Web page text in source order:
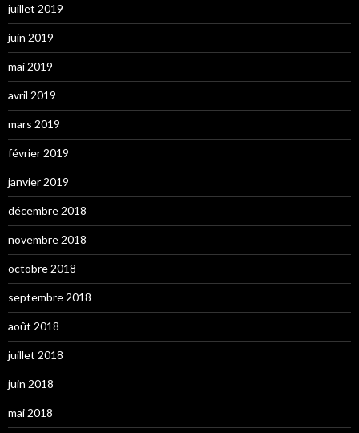
juillet 2019
juin 2019
mai 2019
avril 2019
mars 2019
février 2019
janvier 2019
décembre 2018
novembre 2018
octobre 2018
septembre 2018
août 2018
juillet 2018
juin 2018
mai 2018